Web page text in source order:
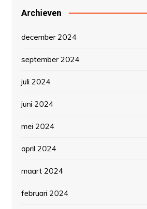
Archieven
december 2024
september 2024
juli 2024
juni 2024
mei 2024
april 2024
maart 2024
februari 2024